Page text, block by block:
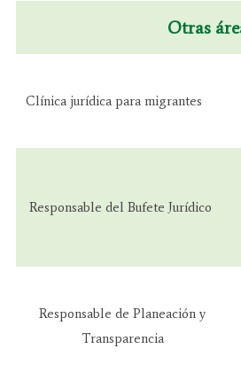
Otras
Clínica jurídica para migrantes
Responsable del Bufete Jurídico
Responsable de Planeación y
Transparencia